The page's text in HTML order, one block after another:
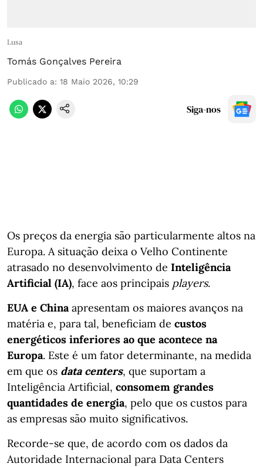
Lusa
Tomás Gonçalves Pereira
Publicado a: 18 Maio 2026, 10:29
Siga-nos
Os preços da energia são particularmente altos na
Europa. A situação deixa o Velho Continente
atrasado no desenvolvimento de Inteligência
Artificial (IA), face aos principais players.
EUA e China apresentam os maiores avanços na
matéria e, para tal, beneficiam de custos
energéticos inferiores ao que acontece na
Europa. Este é um fator determinante, na medida
em que os data centers, que suportam a
Inteligência Artificial, consomem grandes
quantidades de energia, pelo que os custos para
as empresas são muito significativos.
Recorde-se que, de acordo com os dados da
Autoridade Internacional para Data Centers